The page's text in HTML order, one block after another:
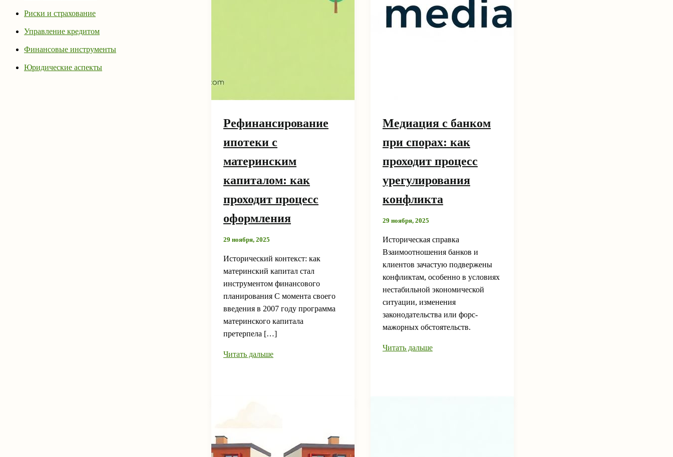
Риски и страхование
Управление кредитом
Финансовые инструменты
Юридические аспекты
Рефинансирование
ипотеки с
материнским
капиталом: как
проходит процесс
оформления
29 ноября, 2025
Исторический контекст: как
материнский капитал стал
инструментом финансового
планирования С момента своего
введения в 2007 году программа
материнского капитала
претерпела […]
Рефинансирование
процесс
оформления
Читать дальше
Медиация с банком
при спорах: как
проходит процесс
урегулирования
конфликта
29 ноября, 2025
Историческая справка
Взаимоотношения банков и
клиентов зачастую подвержены
конфликтам, особенно в условиях
нестабильной экономической
ситуации, изменения
законодательства или форс-
мажорных обстоятельств.
Медиация
Читать дальше